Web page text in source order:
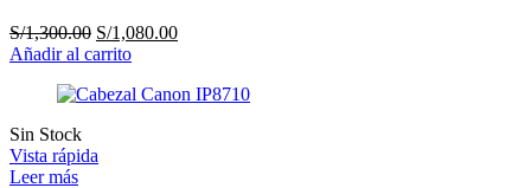
S/1,300.00 El
precio
era:
S/1,080.00El
es:
Añadir al carrito
Sin Stock
Vista rápida
Leer más